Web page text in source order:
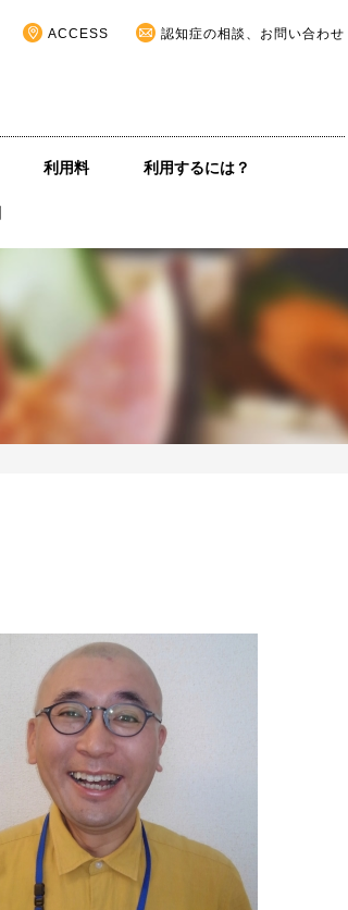
ACCESS 認知症の相談、お問い合わせ
利用料 利用するには？